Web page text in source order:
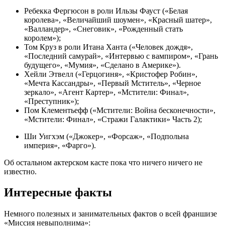
Ребекка Фергюсон в роли Ильзы Фауст («Белая
королева», «Величайший шоумен», «Красный шатер»,
«Валландер», «Снеговик», «Рожденный стать
королем»);
Том Круз в роли Итана Ханта («Человек дождя»,
«Последний самурай», «Интервью с вампиром», «Грань
будущего», «Мумия», «Сделано в Америке»).
Хейли Этвелл («Герцогиня», «Кристофер Робин»,
«Мечта Кассандры», «Первый Мститель», «Черное
зеркало», «Агент Картер», «Мстители: Финал»,
«Преступник»);
Пом Клементьефф («Мстители: Война бесконечности»,
«Мстители: Финал», «Стражи Галактики» Часть 2);
Ши Уигхэм («Джокер», «Форсаж», «Подпольна
империя», «Фарго»).
Об остальном актерском касте пока что ничего ничего не
известно.
Интересные факты
Немного полезных и занимательных фактов о всей франшизе
«Миссия невыполнима»: